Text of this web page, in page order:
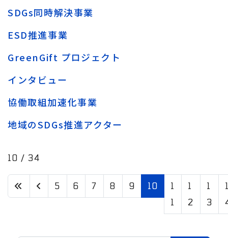
SDGs同時解決事業
ESD推進事業
GreenGift プロジェクト
インタビュー
協働取組加速化事業
地域のSDGs推進アクター
10 / 34
5 6 7 8 9 10
1
1
1
2
1
3